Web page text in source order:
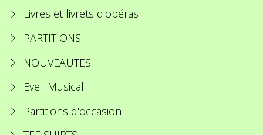
Livres et livrets d'opéras
PARTITIONS
NOUVEAUTES
Eveil Musical
Partitions d'occasion